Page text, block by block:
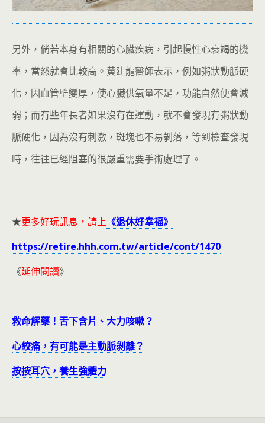
另外，倘若本身有相關的心臟疾病，引起慢性心衰竭的機
率，當然就會比較高。黃建龍醫師表示，例如粥狀動脈硬
化，因血管壁變厚，使心臟供氧量不足，功能自然便會減
弱；而有些年長者如果沒有在運動，就不會發現有粥狀動
脈硬化，因為沒有刺激，斑塊也不易剝落，等到檢查發現
時，往往已經阻塞的很嚴重需要手術處理了。
★更多好玩訊息，請上 《退休好幸福》
https://retire.hhh.com.tw/article/cont/1470
《延伸閱讀》
救命解藥！舌下含片、大力咳嗽？
心絞痛，有可能是主動脈剝離？
按按耳穴，養生強體力